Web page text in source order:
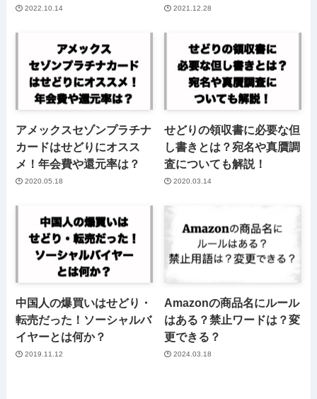
2022.10.14 2021.12.28
アメックスセゾンプラチナ
カードはせどりにオスス
メ！年会費や還元率は？
2020.05.18
せどりの領収書に必要な但
し書きとは？宛名や真贋調
査についても解説！
2020.03.14
中国人の爆買いはせどり・
転売だった！ソーシャルバ
イヤーとは何か？
2019.11.12
Amazonの商品名にルール
はある？禁止ワードは？変
更できる？
2024.03.18